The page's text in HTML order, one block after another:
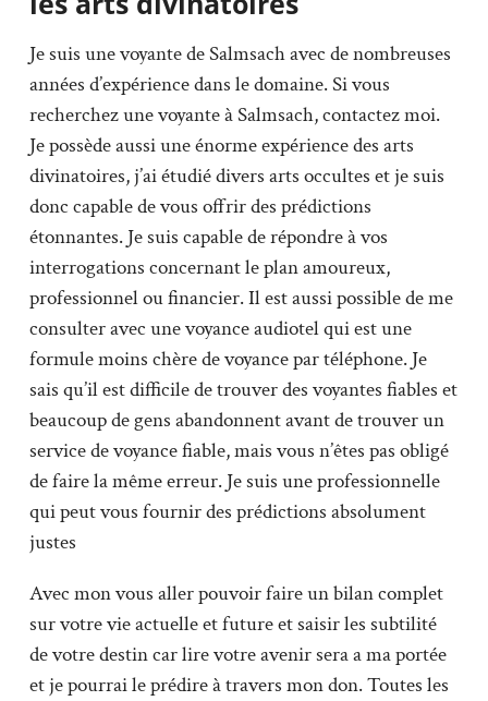
Je suis une voyante de Salmsach avec de nombreuses
années d’expérience dans le domaine. Si vous
recherchez une voyante à Salmsach, contactez moi.
Je possède aussi une énorme expérience des arts
divinatoires, j’ai étudié divers arts occultes et je suis
donc capable de vous offrir des prédictions
étonnantes. Je suis capable de répondre à vos
interrogations concernant le plan amoureux,
professionnel ou financier. Il est aussi possible de me
consulter avec une voyance audiotel qui est une
formule moins chère de voyance par téléphone. Je
sais qu’il est difficile de trouver des voyantes fiables et
beaucoup de gens abandonnent avant de trouver un
service de voyance fiable, mais vous n’êtes pas obligé
de faire la même erreur. Je suis une professionnelle
qui peut vous fournir des prédictions absolument
justes
Avec mon vous aller pouvoir faire un bilan complet
sur votre vie actuelle et future et saisir les subtilité
de votre destin car lire votre avenir sera a ma portée
et je pourrai le prédire à travers mon don. Toutes les